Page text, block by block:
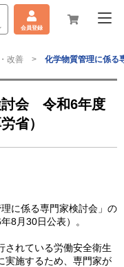
会員登録
改善 化学物質管理に係る
討会 令和6年度
省）
に係る専門家検討会」の
8月30日公表）。
されている労働安全衛生
実施するため、専門家が